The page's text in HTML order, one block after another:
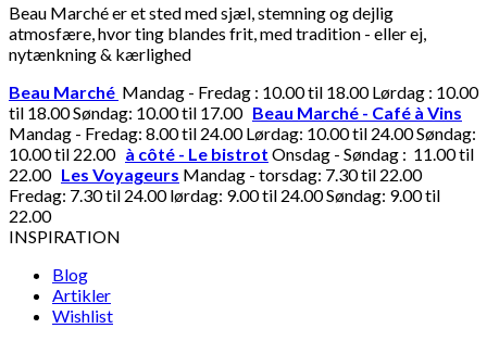
Beau Marché er et sted med sjæl, stemning og dejlig
atmosfære, hvor ting blandes frit, med tradition - eller ej,
nytænkning & kærlighed
Beau Marché Mandag - Fredag : 10.00 til 18.00 Lørdag : 10.00
til 18.00 Søndag: 10.00 til 17.00 Beau Marché - Café à Vins
Mandag - Fredag: 8.00 til 24.00 Lørdag: 10.00 til 24.00 Søndag:
10.00 til 22.00 à côté - Le bistrot Onsdag - Søndag : 11.00 til
22.00 Les Voyageurs Mandag - torsdag: 7.30 til 22.00
Fredag: 7.30 til 24.00 lørdag: 9.00 til 24.00 Søndag: 9.00 til
22.00
INSPIRATION
Blog
Artikler
Wishlist